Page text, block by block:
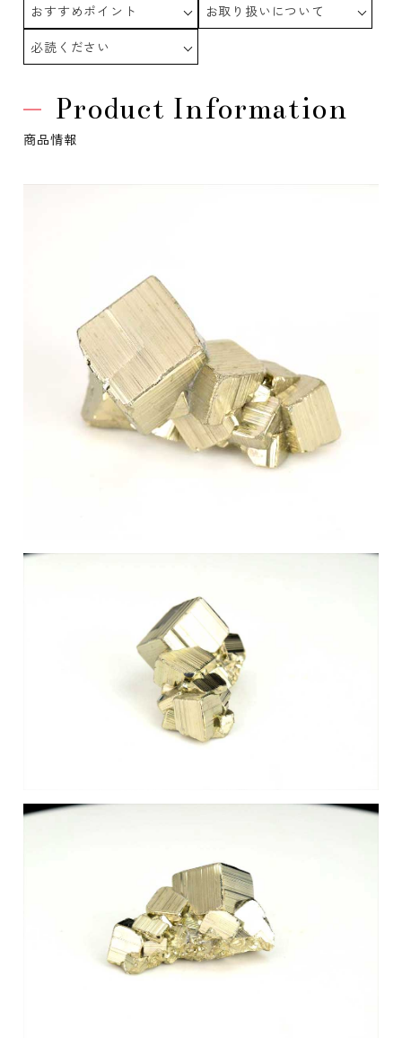
おすすめポイント
お取り扱いについて
必読ください
Product Information
商品情報